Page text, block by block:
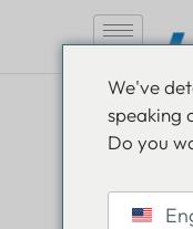
We've
speaking
Do you